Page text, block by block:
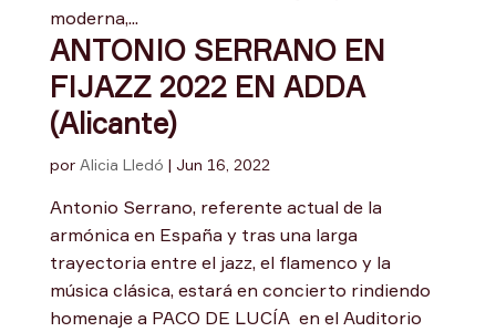
moderna,...
ANTONIO SERRANO EN
FIJAZZ 2022 EN ADDA
(Alicante)
por Alicia Lledó | Jun 16, 2022
Antonio Serrano, referente actual de la
armónica en España y tras una larga
trayectoria entre el jazz, el flamenco y la
música clásica, estará en concierto rindiendo
homenaje a PACO DE LUCÍA en el Auditorio